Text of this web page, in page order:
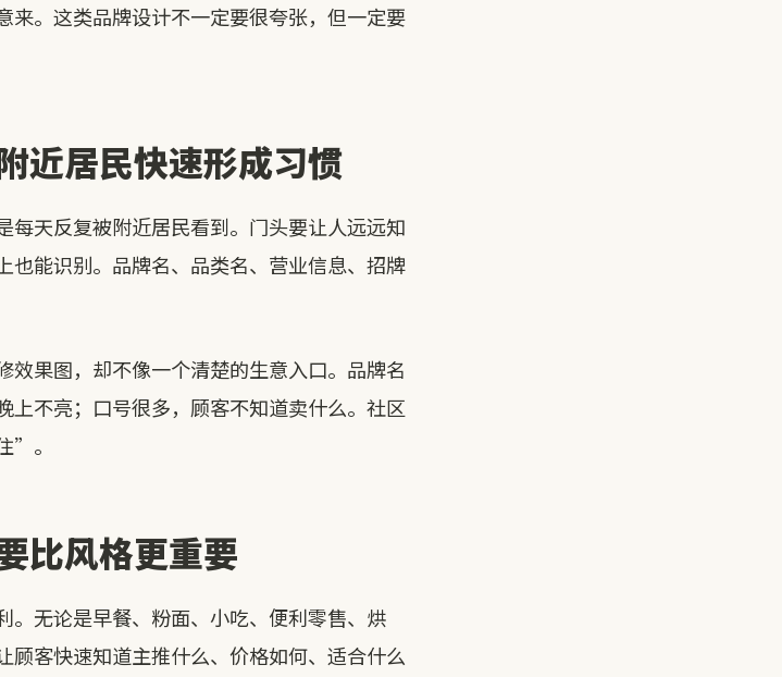
来。这类品牌设计不一定要很夸张，但一定要
近居民快速形成习惯
每天反复被附近居民看到。门头要让人远远知
也能识别。品牌名、品类名、营业信息、招牌
效果图，却不像一个清楚的生意入口。品牌名
上不亮；口号很多，顾客不知道卖什么。社区
”。
比风格更重要
。无论是早餐、粉面、小吃、便利零售、烘
顾客快速知道主推什么、价格如何、适合什么